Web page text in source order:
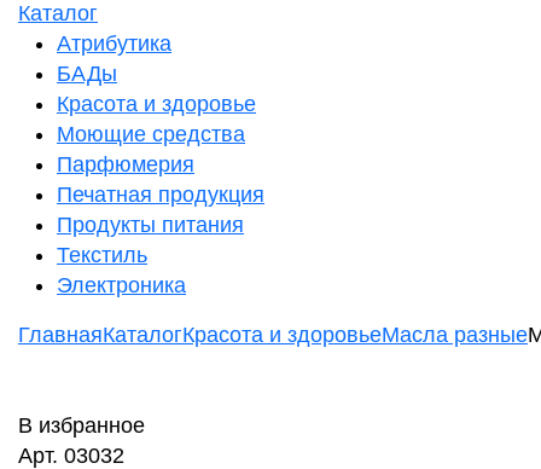
Каталог
Атрибутика
БАДы
Красота и здоровье
Моющие средства
Парфюмерия
Печатная продукция
Продукты питания
Текстиль
Электроника
ГлавнаяКаталогКрасота и здоровьеМасла разные
В избранное
Арт. 03032